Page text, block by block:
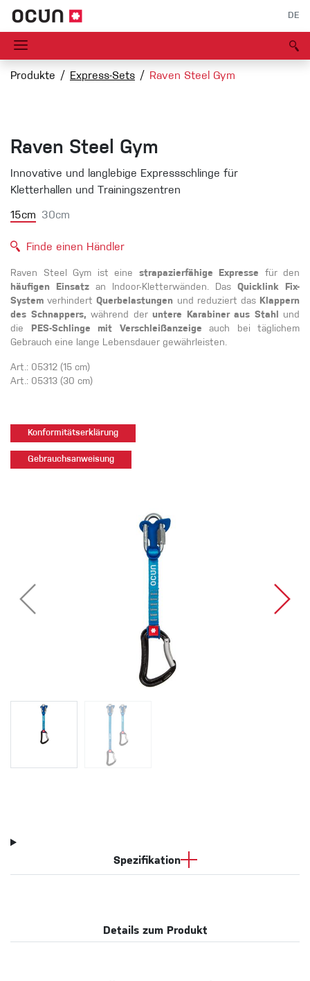
DE
Produkte Express-Sets Raven Steel Gym
Raven Steel Gym
Innovative und langlebige Expressschlinge für
Kletterhallen und Trainingszentren
15cm 30cm
Finde einen Händler
Raven Steel Gym ist eine strapazierfähige Expresse für den
häufigen Einsatz an Indoor-Kletterwänden. Das Quicklink Fix-
System verhindertQuerbelastungen und reduziert das Klappern
des Schnappers, während der untere Karabiner aus Stahl und
die
PES-Schlinge mit Verschleißanzeige auch bei täglichem
Gebrauch eine lange Lebensdauer gewährleisten.
Art.: 05312 (15 cm)
Art.: 05313 (30 cm)
Konformitätserklärung
Gebrauchsanweisung
Spezifikation
Details zum Produkt